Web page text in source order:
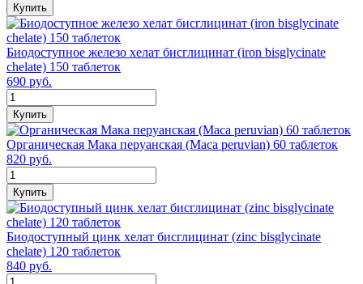
Купить
Биодоступное железо хелат бисглицинат (iron bisglycinate
chelate) 150 таблеток
690 руб.
Купить
Органическая Мака перуанская (Maca peruvian) 60 таблеток
820 руб.
Купить
Биодоступный цинк хелат бисглицинат (zinc bisglycinate
chelate) 120 таблеток
840 руб.